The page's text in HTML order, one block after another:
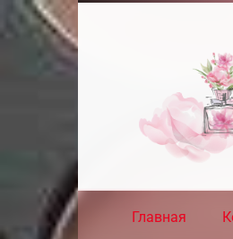
Перейти
к
контенту
Главная